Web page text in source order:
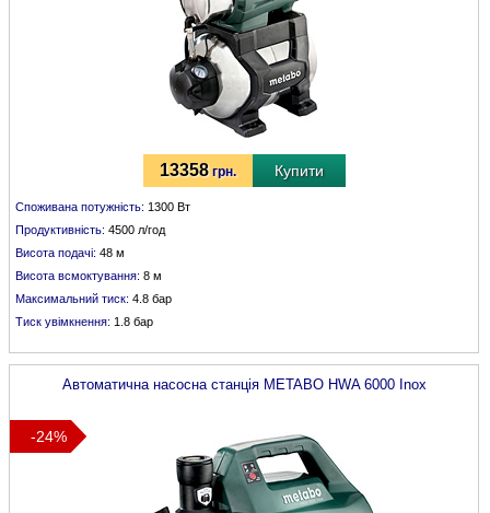
13358грн. Купити
Споживана потужність: 1300 Вт
Продуктивність: 4500 л/год
Висота подачі: 48 м
Висота всмоктування: 8 м
Максимальний тиск: 4.8 бар
Тиск увімкнення: 1.8 бар
Автоматична насосна станція METABO HWA 6000 Inox
-24%